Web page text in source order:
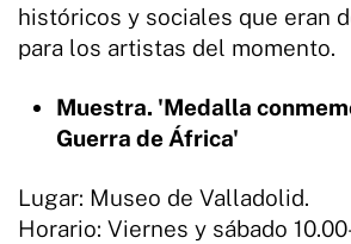
históricos y sociales que eran
para los artistas del momento.
Muestra. 'Medalla
Guerra de África'
Lugar: Museo de Valladolid.
Horario: Viernes y sábado